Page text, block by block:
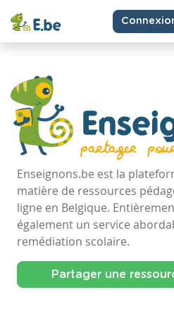
Enseignons.be est la
matière de ressources
ligne en Belgique.
également un service
remédiation scolaire.
Partager une